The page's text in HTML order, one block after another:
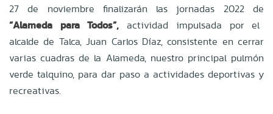
27 de noviembre finalizarán las jornadas 2022 de
“Alameda para Todos”, actividad impulsada por el
alcalde de Talca, Juan Carlos Díaz, consistente en cerrar
varias cuadras de la Alameda, nuestro principal pulmón
verde talquino, para dar paso a actividades deportivas y
recreativas.